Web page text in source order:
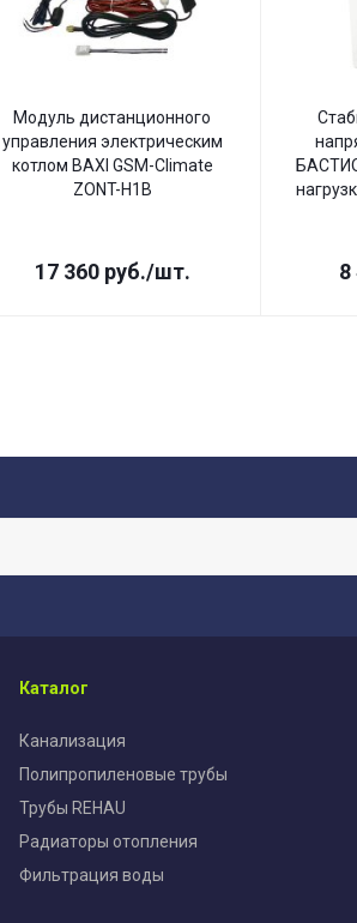
Модуль дистанционного
управления электрическим
котлом BAXI GSM-Climate
ZONT-H1B
17 360руб./шт. 8
Каталог
Канализация
Полипропиленовые трубы
Трубы REHAU
Радиаторы отопления
Фильтрация воды